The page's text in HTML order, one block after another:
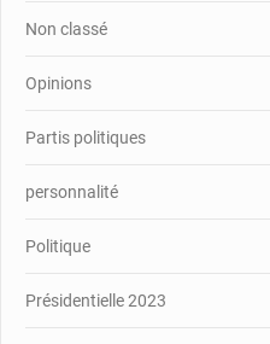
Non classé
Opinions
Partis politiques
personnalité
Politique
Présidentielle 2023